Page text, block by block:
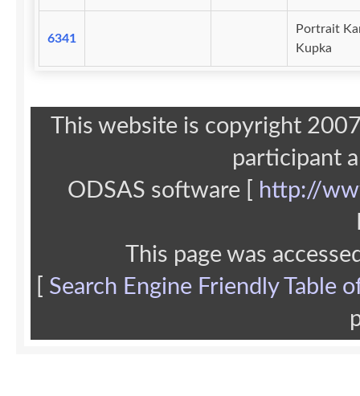
6341
Portrait
Kupka
This website is copyright
participant
ODSAS software [
http://
This page was
Search Engine Friendly Table